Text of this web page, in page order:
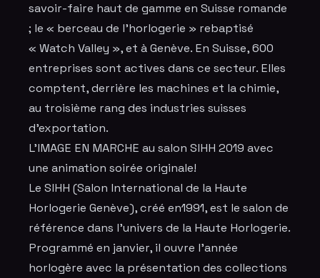
savoir-faire haut de gamme en Suisse romande
; le « berceau de l'horlogerie » rebaptisé
« Watch Valley », et à Genève. En Suisse, 600
entreprises sont actives dans ce secteur. Elles
comptent, derrière les machines et la chimie,
au troisième rang des industries suisses
d'exportation.
L'IMAGE EN MARCHE au salon SIHH 2019 avec
une animation soirée originale!
Le SIHH (Salon International de la Haute
Horlogerie Genève), créé en1991, est le salon de
référence dans l'univers de la Haute Horlogerie.
Programmé en janvier, il ouvre l'année
horlogère avec la présentation des collections